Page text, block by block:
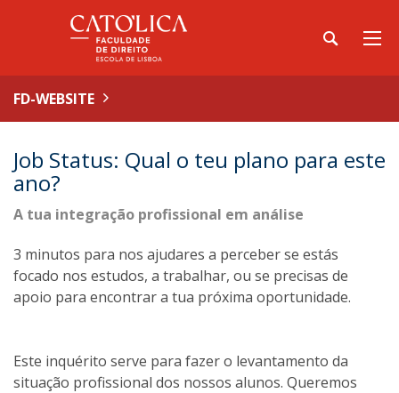
FD-WEBSITE
Job Status: Qual o teu plano para este
ano?
A tua integração profissional em análise
3 minutos para nos ajudares a perceber se estás
focado nos estudos, a trabalhar, ou se precisas de
apoio para encontrar a tua próxima oportunidade.
Este inquérito serve para fazer o levantamento da
situação profissional dos nossos alunos. Queremos